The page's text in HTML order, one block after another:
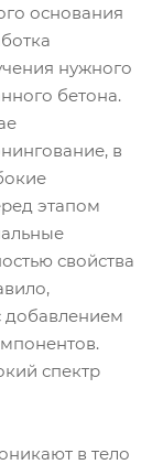
основания
нужного
бетона.
в
этапом
свойства
добавлением
спектр
в тело